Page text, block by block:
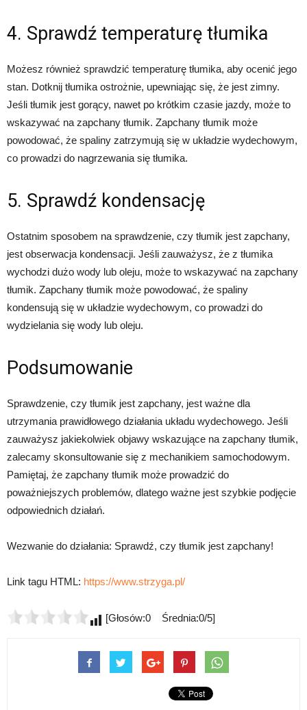
4. Sprawdź temperaturę tłumika
Możesz również sprawdzić temperaturę tłumika, aby ocenić jego
stan. Dotknij tłumika ostrożnie, upewniając się, że jest zimny.
Jeśli tłumik jest gorący, nawet po krótkim czasie jazdy, może to
wskazywać na zapchany tłumik. Zapchany tłumik może
powodować, że spaliny zatrzymują się w układzie wydechowym,
co prowadzi do nagrzewania się tłumika.
5. Sprawdź kondensację
Ostatnim sposobem na sprawdzenie, czy tłumik jest zapchany,
jest obserwacja kondensacji. Jeśli zauważysz, że z tłumika
wychodzi dużo wody lub oleju, może to wskazywać na zapchany
tłumik. Zapchany tłumik może powodować, że spaliny
kondensują się w układzie wydechowym, co prowadzi do
wydzielania się wody lub oleju.
Podsumowanie
Sprawdzenie, czy tłumik jest zapchany, jest ważne dla
utrzymania prawidłowego działania układu wydechowego. Jeśli
zauważysz jakiekolwiek objawy wskazujące na zapchany tłumik,
zalecamy skonsultowanie się z mechanikiem samochodowym.
Pamiętaj, że zapchany tłumik może prowadzić do
poważniejszych problemów, dlatego ważne jest szybkie podjęcie
odpowiednich działań.
Wezwanie do działania: Sprawdź, czy tłumik jest zapchany!
Link tagu HTML: https://www.strzyga.pl/
[Głosów:0 Średnia:0/5]